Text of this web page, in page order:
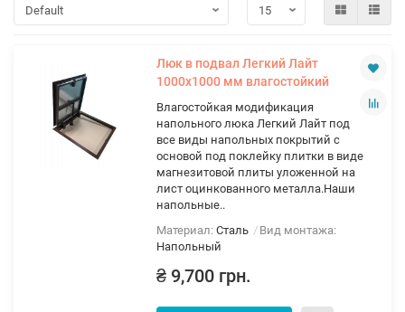
Люк в подвал Легкий Лайт
1000х1000 мм влагостойкий
Влагостойкая модификация
напольного люка Легкий Лайт под
все виды напольных покрытий с
основой под поклейку плитки в виде
магнезитовой плиты уложенной на
лист оцинкованного металла.Наши
напольные..
Материал: Сталь
Вид монтажа:
Напольный
₴ 9,700 грн.